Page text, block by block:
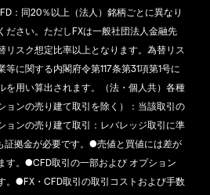
：同20％以上（法人）銘柄ごとに異なり
ださい。ただしFXは一般社団法人金融先
リスク想定比率以上となります。為替リス
に関する内閣府令第117条第31項第1号に
を用い算出されます。（法・個人共）各種
ョンの売り建て取引を除く）：当該取引の
ョンの売り建て取引：レバレッジ取引に準
証拠金が必要です。●売値と買値には差が
す。●CFD取引の一部および オプション
。●FX・CFD取引の取引コストおよび手数